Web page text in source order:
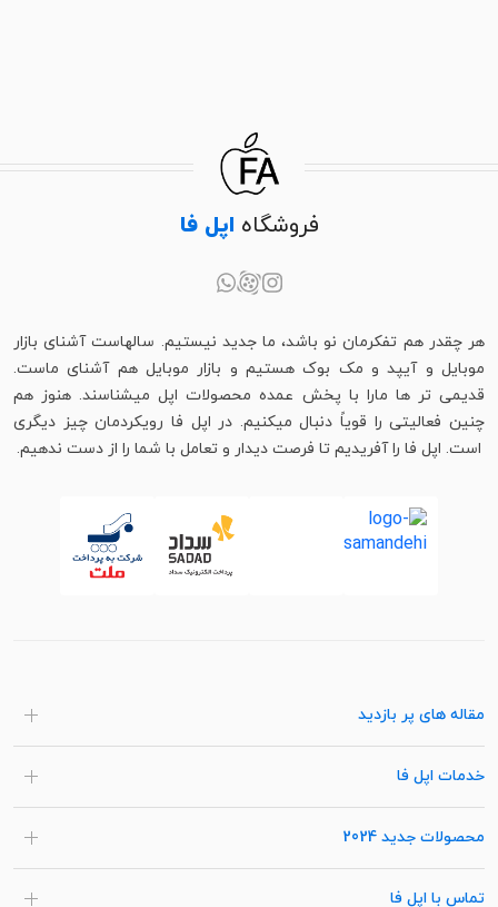
فروشگاه اپل فا
هر چقدر هم تفکرمان نو باشد، ما جدید نیستیم. سالهاست آشنای بازار
موبایل و آیپد و مک بوک هستیم و بازار موبایل هم آشنای ماست.
قدیمی تر ها مارا با پخش عمده محصولات اپل میشناسند. هنوز هم
چنین فعالیتی را قویاً دنبال میکنیم. در اپل فا رویکردمان چیز دیگری
است. اپل فا را آفریدیم تا فرصت دیدار و تعامل با شما را از دست ندهیم.
مقاله های پر بازدید
خدمات اپل فا
محصولات جدید 2024
تماس با اپل فا